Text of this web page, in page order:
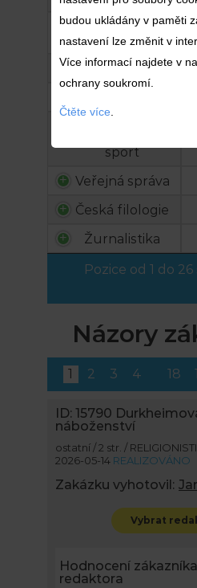
Technologie
potravin
Teologie
sport
Veřejná správa
Česká filologie
Žurnalistika
Pozice od 1 do
Názory
1 2 3 4 18
ID: 15790
náboženství
ostatní / 2 str. /
2026-05-14 REALIZOVÁNO
Zakázku vyhotovil:
Vybrat
Hodnocení
redaktora
budou ukládány v paměti
nastavení lze změnit v
Více informací najdete v
ochrany soukromí.
Čtěte více